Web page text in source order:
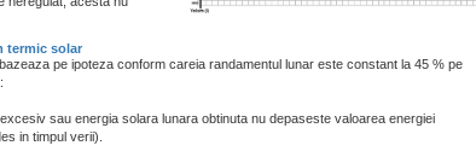
termic solar
pe ipoteza conform careia randamentul lunar este constant la 45 % pe
sau energia solara lunara obtinuta nu depaseste valoarea energiei
in timpul verii).